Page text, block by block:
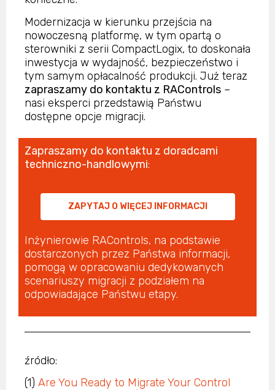
Modernizacja w kierunku przejścia na
nowoczesną platformę, w tym opartą o
sterowniki z serii CompactLogix, to doskonała
inwestycja w wydajność, bezpieczeństwo i
tym samym opłacalność produkcji. Już teraz
zapraszamy do kontaktu z RAControls –
nasi eksperci przedstawią Państwu
dostępne opcje migracji.
Zapraszamy do kontaktu z doradcami
techniczno-handlowymi:
ZAPYTAJ O WIĘCEJ INFORMACJI
Inżynierowie RAControls, na podstawie
dostarczonych przez Państwa informacji,
pomogą w opracowaniu dedykowanych
scenariuszy migracji z podziałem na
odpowiadające Państwu etapy.
źródło:
(1) Are You Ready to Migrate Your Control